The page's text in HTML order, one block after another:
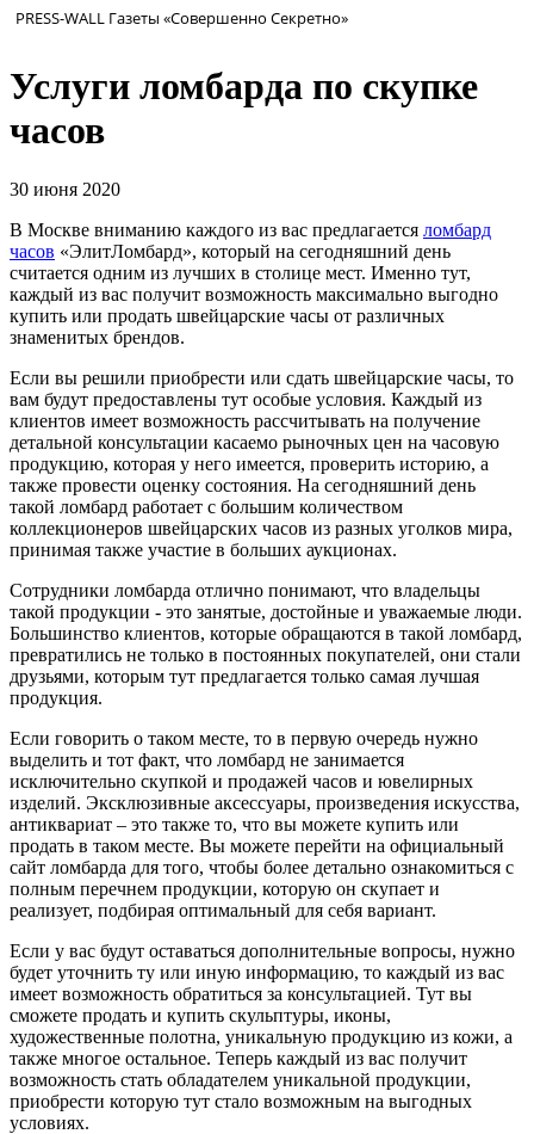
PRESS-WALL Газеты «Совершенно Секретно»
Услуги ломбарда по скупке
часов
30 июня 2020
В Москве вниманию каждого из вас предлагается ломбард
часов «ЭлитЛомбард», который на сегодняшний день
считается одним из лучших в столице мест. Именно тут,
каждый из вас получит возможность максимально выгодно
купить или продать швейцарские часы от различных
знаменитых брендов.
Если вы решили приобрести или сдать швейцарские часы, то
вам будут предоставлены тут особые условия. Каждый из
клиентов имеет возможность рассчитывать на получение
детальной консультации касаемо рыночных цен на часовую
продукцию, которая у него имеется, проверить историю, а
также провести оценку состояния. На сегодняшний день
такой ломбард работает с большим количеством
коллекционеров швейцарских часов из разных уголков мира,
принимая также участие в больших аукционах.
Сотрудники ломбарда отлично понимают, что владельцы
такой продукции - это занятые, достойные и уважаемые люди.
Большинство клиентов, которые обращаются в такой ломбард,
превратились не только в постоянных покупателей, они стали
друзьями, которым тут предлагается только самая лучшая
продукция.
Если говорить о таком месте, то в первую очередь нужно
выделить и тот факт, что ломбард не занимается
исключительно скупкой и продажей часов и ювелирных
изделий. Эксклюзивные аксессуары, произведения искусства,
антиквариат – это также то, что вы можете купить или
продать в таком месте. Вы можете перейти на официальный
сайт ломбарда для того, чтобы более детально ознакомиться с
полным перечнем продукции, которую он скупает и
реализует, подбирая оптимальный для себя вариант.
Если у вас будут оставаться дополнительные вопросы, нужно
будет уточнить ту или иную информацию, то каждый из вас
имеет возможность обратиться за консультацией. Тут вы
сможете продать и купить скульптуры, иконы,
художественные полотна, уникальную продукцию из кожи, а
также многое остальное. Теперь каждый из вас получит
возможность стать обладателем уникальной продукции,
приобрести которую тут стало возможным на выгодных
условиях.